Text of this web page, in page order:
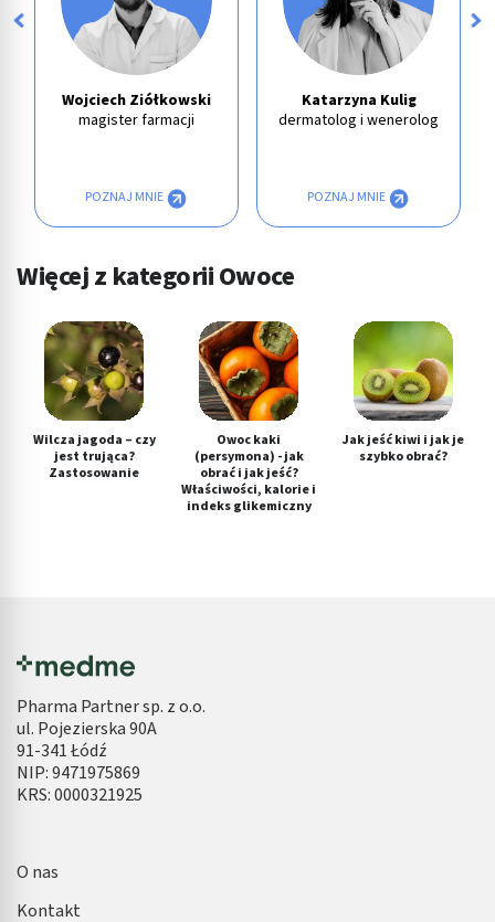
Wojciech Ziółkowski
magister farmacji
POZNAJ MNIE
Katarzyna Kulig
dermatolog i wenerolog
POZNAJ MNIE
Więcej z kategorii Owoce
Wilcza jagoda – czy
jest trująca?
Zastosowanie
Owoc kaki
(persymona) - jak
obrać i jak jeść?
Właściwości, kalorie i
indeks glikemiczny
Jak jeść kiwi i jak je
szybko obrać?
Pharma Partner sp. z o.o.
ul. Pojezierska 90A
91-341 Łódź
NIP: 9471975869
KRS: 0000321925
O nas
Kontakt